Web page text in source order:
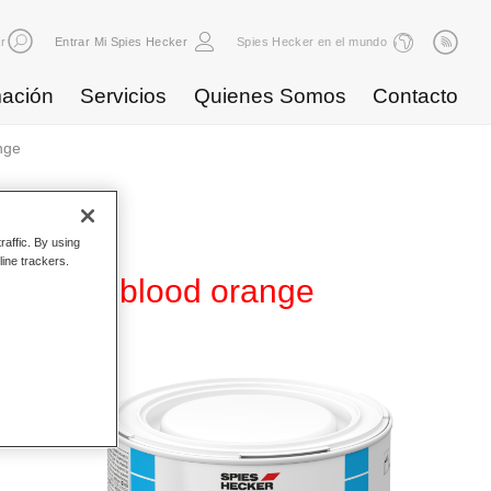
Entrar Mi Spies Hecker Spies Hecker en el mundo
Servicios Quienes Somos Contacto
835 blood orange
By using
trackers.